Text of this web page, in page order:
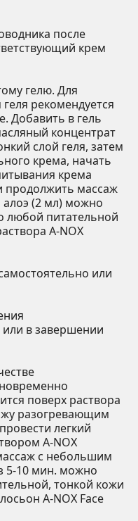
после
крем
гелю. Для
рекомендуется
Добавить в гель
концентрат
слой геля, затем
крема, начать
крема
продолжить массаж
алоэ (2 мл) можно
любой питательной
A-NOX
или
в завершении
поверх раствора
разогревающим
легкий
A-NOX
с небольшим
5-10 мин. можно
тонкой кожи
A-NOX Face